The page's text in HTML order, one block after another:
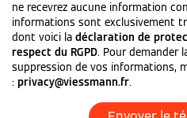
ne recevrez aucune information
informations sont exclusivement
dont voici la déclaration de
respect du RGPD. Pour demander
suppression de vos informations,
: privacy@viessmann.fr.